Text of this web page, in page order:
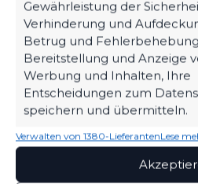
Gewährleistung der
Verhinderung und
Betrug und
Bereitstellung und Anzeige
Werbung und Inhalten, Ihre
Entscheidungen zum
speichern und übermitteln.
Verwalten von 1380-LieferantenLese
Spieler 76'
ÄHNLICHE BEITRÄGE
FC Rot-Weiß Erfurt vs FSV
63